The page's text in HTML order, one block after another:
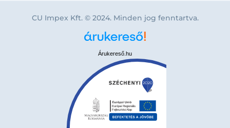
CU Impex Kft. © 2024. Minden jog fenntartva.
Árukereső.hu